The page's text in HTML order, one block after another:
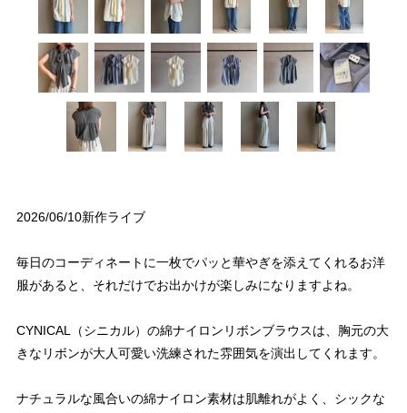
2026/06/10新作ライブ
毎日のコーディネートに一枚でパッと華やぎを添えてくれるお洋
服があると、それだけでお出かけが楽しみになりますよね。
CYNICAL（シニカル）の綿ナイロンリボンブラウスは、胸元の大
きなリボンが大人可愛い洗練された雰囲気を演出してくれます。
ナチュラルな風合いの綿ナイロン素材は肌離れがよく、シックな